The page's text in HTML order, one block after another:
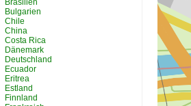
Brasilien
Bulgarien
Chile
China
Costa Rica
Dänemark
Deutschland
Ecuador
Eritrea
Estland
Finnland